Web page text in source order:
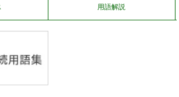
用語解説